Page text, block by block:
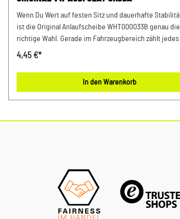
Wenn Du Wert auf festen Sitz und dauerhafte
ist die Original Anlaufscheibe WHT000033B genau die
richtige Wahl. Gerade im Fahrzeugbereich zählt
– deshalb profitierst Du von einem sicheren Gefühl
Verarbeitung garantiert eine lange Lebensdauer und
gleichbleibende Performance. Entwickelt für
Verwendung: 100 % passgenau, da Original Ersatzteile
Sichere Verbindung ohne Nachjustierung Hohe
Materialqualität für dauerhafte Nutzung Entwickelt für
präzise Passform FAQ – Häufige Fragen: 1. Warum ist dieses
Teil wichtig? Es trägt dazu bei, dass alle befestigten
zuverlässig an ihrem Platz bleiben. 2. Handelt es sich um ein
4,45 €*
In den Warenkorb